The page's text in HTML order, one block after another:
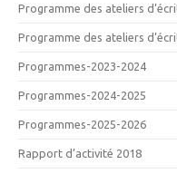
Programme des ateliers
Programme des ateliers
Programmes-2023-2024
Programmes-2024-2025
Programmes-2025-2026
Rapport d’activité 2018